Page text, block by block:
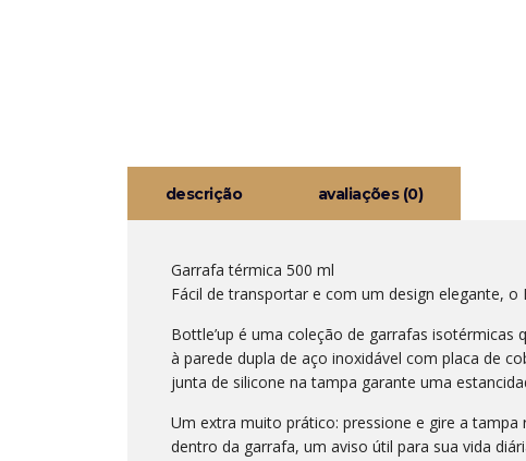
descrição avaliações (0)
Garrafa térmica 500 ml
Fácil de transportar e com um design elegante,
Bottle’up é uma coleção de garrafas
à parede dupla de aço inoxidável com placa de
junta de silicone na tampa garante uma
Um extra muito prático: pressione e gire a tampa
dentro da garrafa, um aviso útil para sua vida